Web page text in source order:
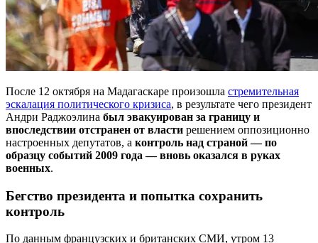
После 12 октября на Мадагаскаре произошла стремительная
эскалация политического кризиса, в результате чего президент
Андри Раджоэлина был эвакуирован за границу и
впоследствии отстранен от власти решением оппозиционно
настроенных депутатов, а контроль над страной — по
образцу событий 2009 года — вновь оказался в руках
военных.
Бегство президента и попытка сохранить
контроль
По данным французских и британских СМИ, утром 13